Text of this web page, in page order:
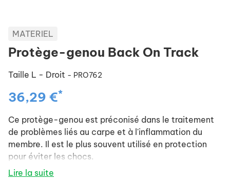
MATERIEL
Protège-genou Back On Track
Taille L - Droit - PRO762
36,29 €*
Ce protège-genou est préconisé dans le traitement
de problèmes liés au carpe et à l'inflammation du
membre. Il est le plus souvent utilisé en protection
pour éviter les chocs.
Dimensions de la largeur du protège-genou :
Lire la suite